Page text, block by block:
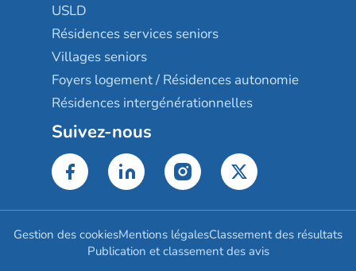
USLD
Résidences services seniors
Villages seniors
Foyers logement / Résidences autonomie
Résidences intergénérationnelles
Suivez-nous
Gestion des cookiesMentions légalesClassement des résultats
Publication et classement des avis